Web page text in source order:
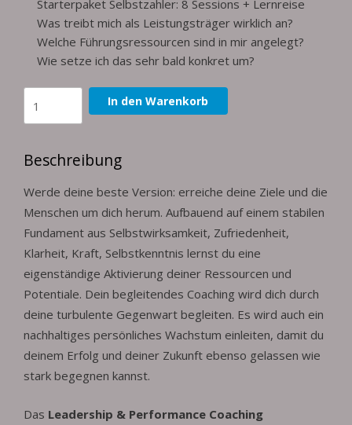
Starterpaket Selbstzahler: 8 Sessions + Lernreise
Was treibt mich als Leistungsträger wirklich an?
Welche Führungsressourcen sind in mir angelegt?
Wie setze ich das sehr bald konkret um?
Coaching
Menge
In den Warenkorb
Beschreibung
Werde deine beste Version: erreiche deine Ziele und die
Menschen um dich herum. Aufbauend auf einem stabilen
Fundament aus Selbstwirksamkeit, Zufriedenheit,
Klarheit, Kraft, Selbstkenntnis lernst du eine
eigenständige Aktivierung deiner Ressourcen und
Potentiale. Dein begleitendes Coaching wird dich durch
deine turbulente Gegenwart begleiten. Es wird auch ein
nachhaltiges persönliches Wachstum einleiten, damit du
deinem Erfolg und deiner Zukunft ebenso gelassen wie
stark begegnen kannst.
Das Leadership & Performance Coaching